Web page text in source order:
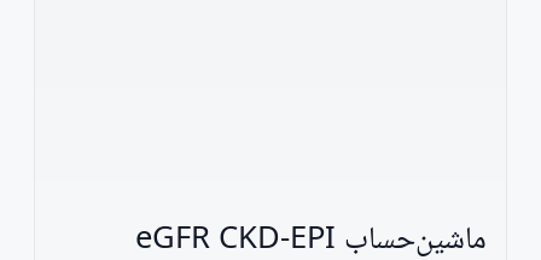
ماشین‌حساب eGFR CKD-EPI